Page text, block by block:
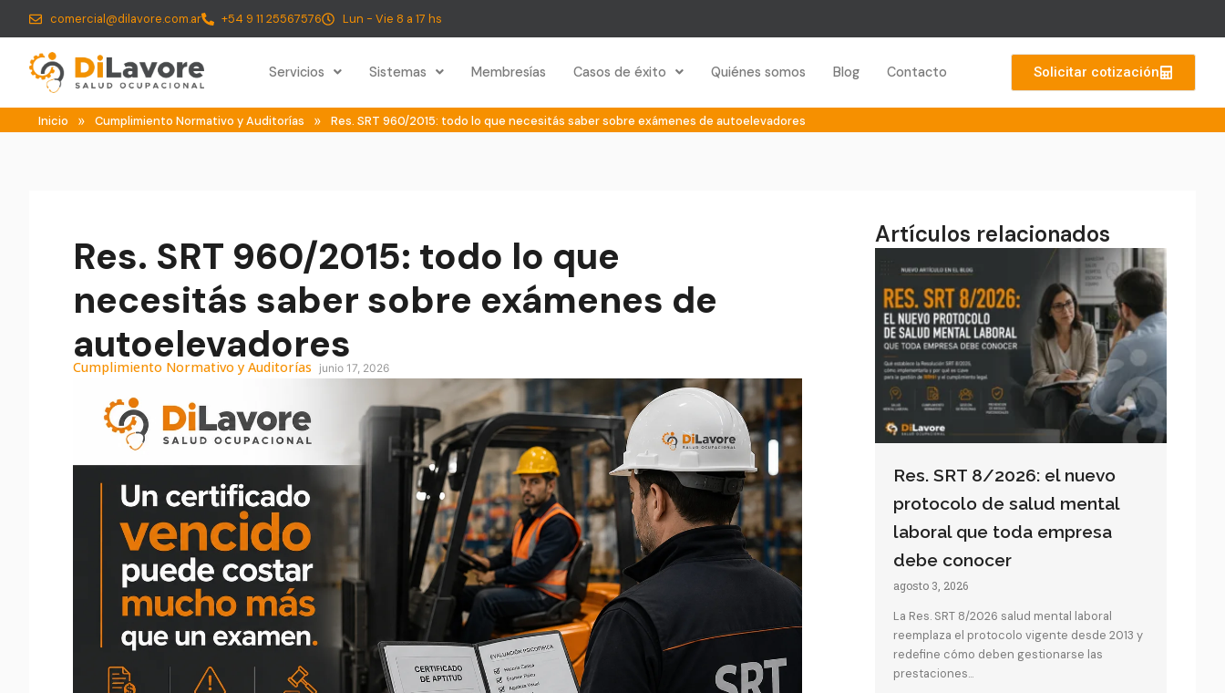
comercial@dilavore.com.ar +54 9 11 25567576 Lun - Vie 8 a 17 hs
Servicios Sistemas Membresías Casos de éxito Quiénes somos Blog Contacto Solicitar cotización
Inicio » Cumplimiento Normativo y Auditorías » Res. SRT 960/2015: todo lo que necesitás saber sobre exámenes de autoelevadores
Res. SRT 960/2015: todo lo que
necesitás saber sobre exámenes de
autoelevadores
Cumplimiento Normativo y Auditorías junio 17, 2026
Artículos relacionados
Res. SRT 8/2026: el nuevo
protocolo de salud mental
laboral que toda empresa
debe conocer
agosto 3, 2026
La Res. SRT 8/2026 salud mental laboral
reemplaza el protocolo vigente desde 2013 y
redefine cómo deben gestionarse las
prestaciones...